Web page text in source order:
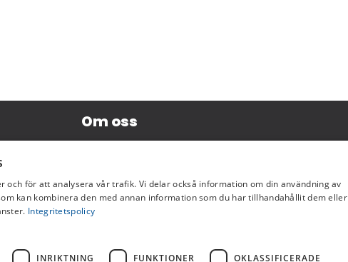
Om oss
och för att analysera vår trafik. Vi delar också information om din användning av
kan kombinera den med annan information som du har tillhandahållit dem eller
Integritetspolicy
INRIKTNING FUNKTIONER OKLASSIFICERADE